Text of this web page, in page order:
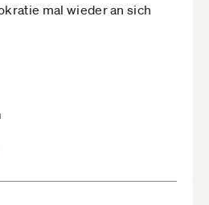
mal wieder an sich